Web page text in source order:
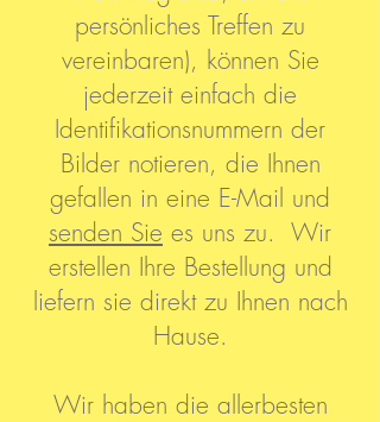
persönliches Treffen zu
vereinbaren), können Sie
jederzeit einfach die
Identifikationsnummern der
Bilder notieren, die Ihnen
gefallen in eine E-Mail und
senden Sie es uns zu. Wir
erstellen Ihre Bestellung und
liefern sie direkt zu Ihnen nach
Hause.
Wir haben die allerbesten